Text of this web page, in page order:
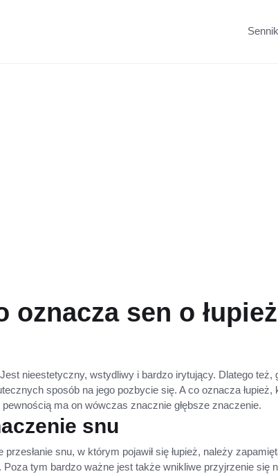
Sennik
oznacza sen o
nieestetyczny, wstydliwy i bardzo irytujący. Dlatego też,
sposób na jego pozbycie się. A co oznacza łupież,
ma on wówczas znacznie głębsze znaczenie.
snu
snu, w którym pojawił się łupież, należy
Poza tym bardzo ważne jest także wnikliwe przyjrzenie się